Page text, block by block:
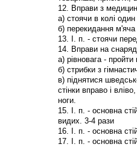
12. Вправи з
а) стоячи в колі
б) перекидання
13. І. п. - стоячи
14. Вправи на
а) рівновага -
б) стрибки з
в) піднятися
стінки вправо і
ноги.
15. І. п. - основна
видих. 3-4 рази
16. І. п. - основна
17. І. п. - основна